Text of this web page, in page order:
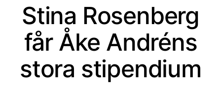
Stina Rosenberg
får Åke Andréns
stora stipendium